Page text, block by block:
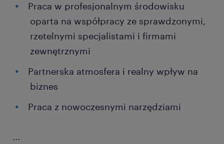
Praca w profesjonalnym środowisku
oparta na współpracy ze sprawdzonymi,
rzetelnymi specjalistami i firmami
zewnętrznymi
Partnerska atmosfera i realny wpływ na
biznes
Praca z nowoczesnymi narzędziami
...